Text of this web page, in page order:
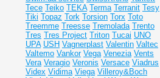
Tece Teiko TEKA Terma Terranit Tesy
Tiki Topaz Tork Torsion Torx Toto
Treemme Treesse Tremolada Trento
Tres Tres Project Triton Tucai UNO
UPA USH Vagnerplast Valentin Valtec
Valtemo Vankor Vega Venezia Vents
Vera Veragio Veronis Versace Viadrus
Videx Vidima Viega Villeroy&Boch